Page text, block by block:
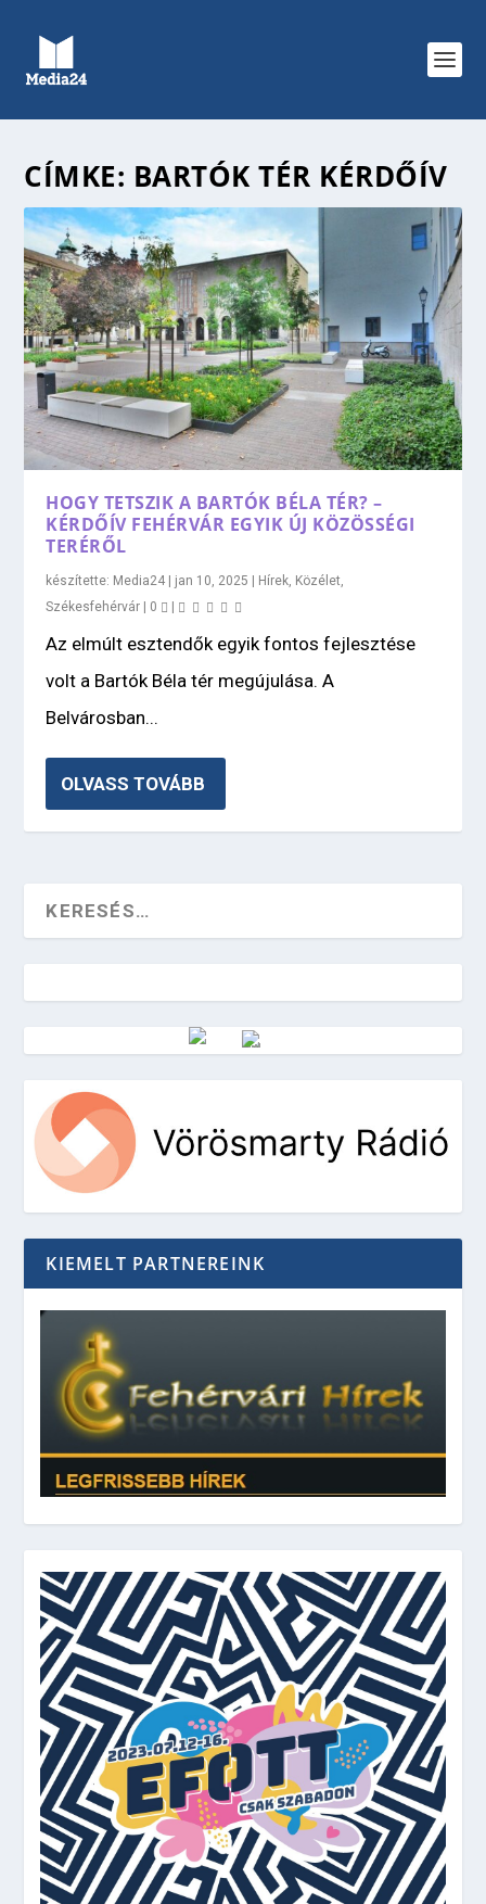
CÍMKE: BARTÓK TÉR KÉRDŐÍV
HOGY TETSZIK A BARTÓK BÉLA TÉR? –
KÉRDŐÍV FEHÉRVÁR EGYIK ÚJ KÖZÖSSÉGI
TERÉRŐL
készítette: Media24 | jan 10, 2025 | Hírek Közélet
Székesfehérvár | 0 |
Az elmúlt esztendők egyik fontos fejlesztése
volt a Bartók Béla tér megújulása. A
Belvárosban...
OLVASS TOVÁBB
Vörösmarty Rádió
KIEMELT PARTNEREINK